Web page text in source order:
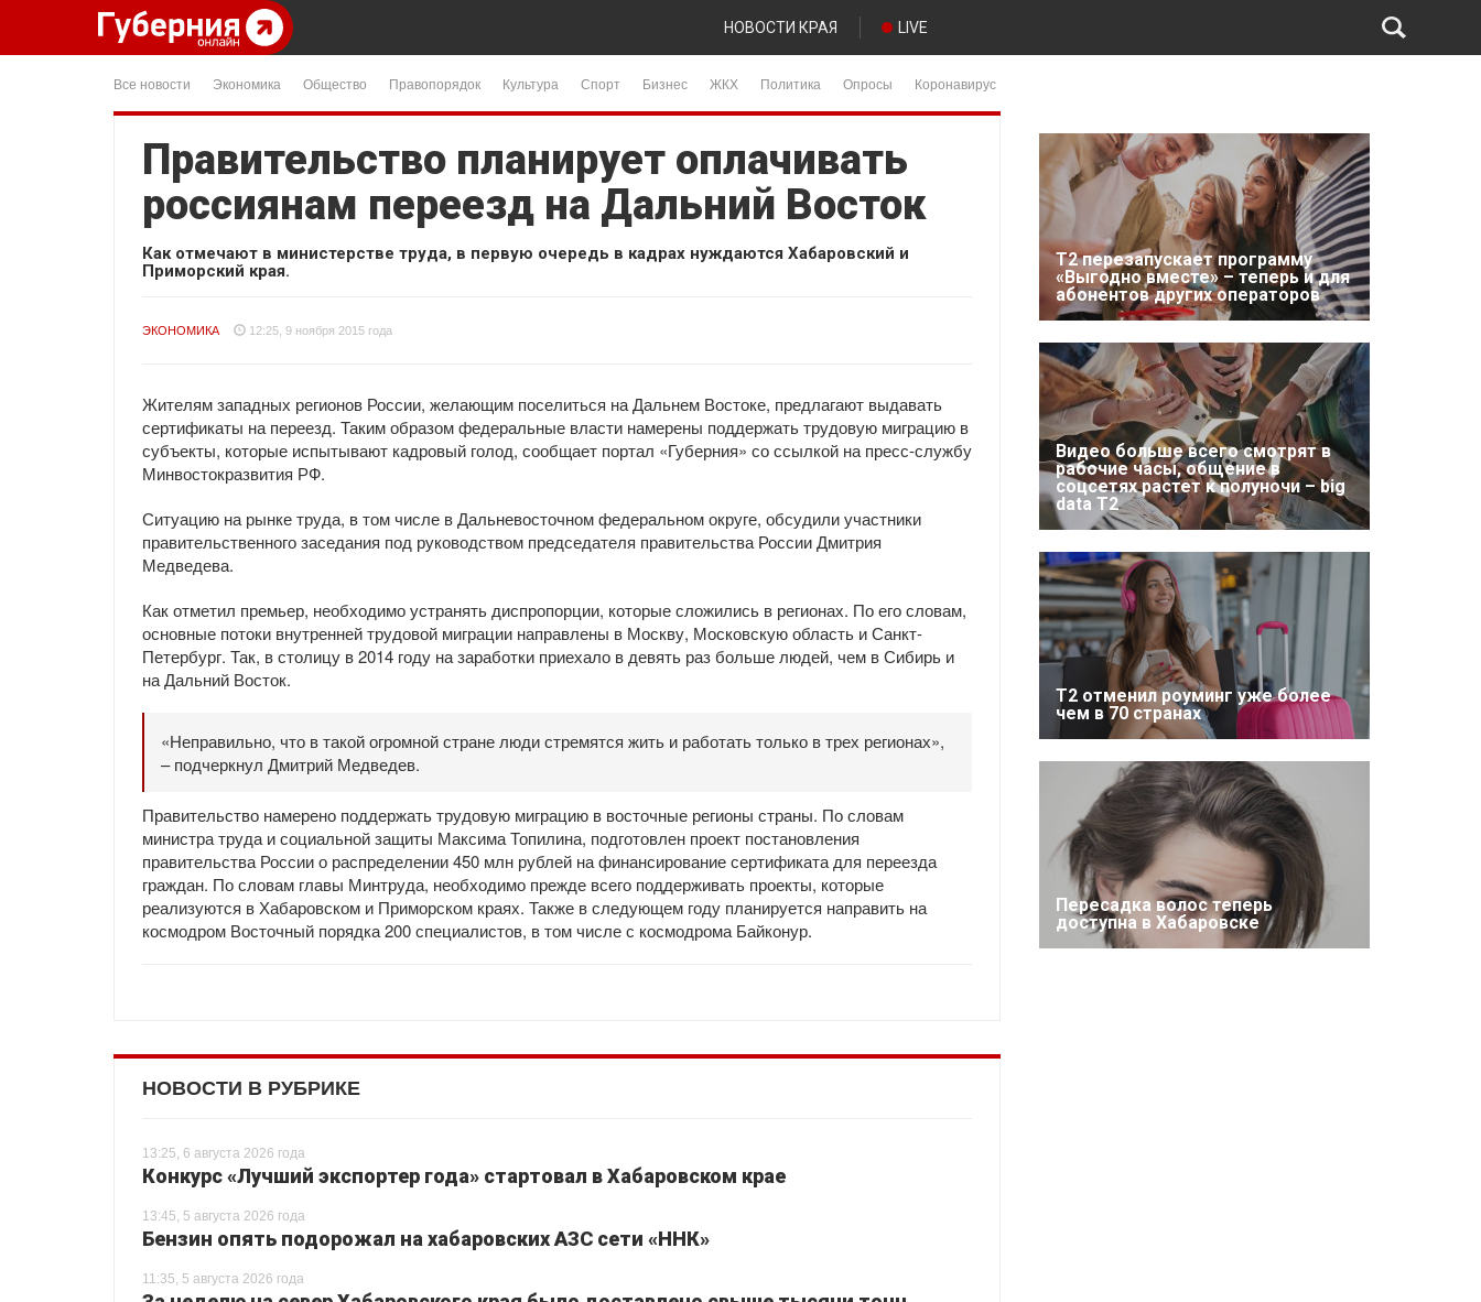
НОВОСТИ КРАЯ LIVE
Все новости Экономика Общество Правопорядок Культура Спорт Бизнес ЖКХ Политика Опросы Коронавирус
Правительство планирует оплачивать
россиянам переезд на Дальний Восток
Как отмечают в министерстве труда, в первую очередь в кадрах нуждаются Хабаровский и
Приморский края.
ЭКОНОМИКА 12:25, 9 ноября 2015 года
Жителям западных регионов России, желающим поселиться на Дальнем Востоке, предлагают выдавать
сертификаты на переезд. Таким образом федеральные власти намерены поддержать трудовую миграцию в
субъекты, которые испытывают кадровый голод, сообщает портал «Губерния» со ссылкой на пресс-службу
Минвостокразвития РФ.
Ситуацию на рынке труда, в том числе в Дальневосточном федеральном округе, обсудили участники
правительственного заседания под руководством председателя правительства России Дмитрия
Медведева.
Как отметил премьер, необходимо устранять диспропорции, которые сложились в регионах. По его словам,
основные потоки внутренней трудовой миграции направлены в Москву, Московскую область и Санкт-
Петербург. Так, в столицу в 2014 году на заработки приехало в девять раз больше людей, чем в Сибирь и
на Дальний Восток.
«Неправильно, что в такой огромной стране люди стремятся жить и работать только в трех регионах»,
– подчеркнул Дмитрий Медведев.
Правительство намерено поддержать трудовую миграцию в восточные регионы страны. По словам
министра труда и социальной защиты Максима Топилина, подготовлен проект постановления
правительства России о распределении 450 млн рублей на финансирование сертификата для переезда
граждан. По словам главы Минтруда, необходимо прежде всего поддерживать проекты, которые
реализуются в Хабаровском и Приморском краях. Также в следующем году планируется направить на
космодром Восточный порядка 200 специалистов, в том числе с космодрома Байконур.
НОВОСТИ В РУБРИКЕ
13:25, 6 августа 2026 года
Конкурс «Лучший экспортер года» стартовал в Хабаровском крае
13:45, 5 августа 2026 года
Бензин опять подорожал на хабаровских АЗС сети «ННК»
11:35, 5 августа 2026 года
Т2 перезапускает программу
«Выгодно вместе» – теперь и для
абонентов других операторов
Видео больше всего смотрят в
рабочие часы, общение в
соцсетях растет к полуночи – big
data T2
Т2 отменил роуминг уже более
чем в 70 странах
Пересадка волос теперь
доступна в Хабаровске